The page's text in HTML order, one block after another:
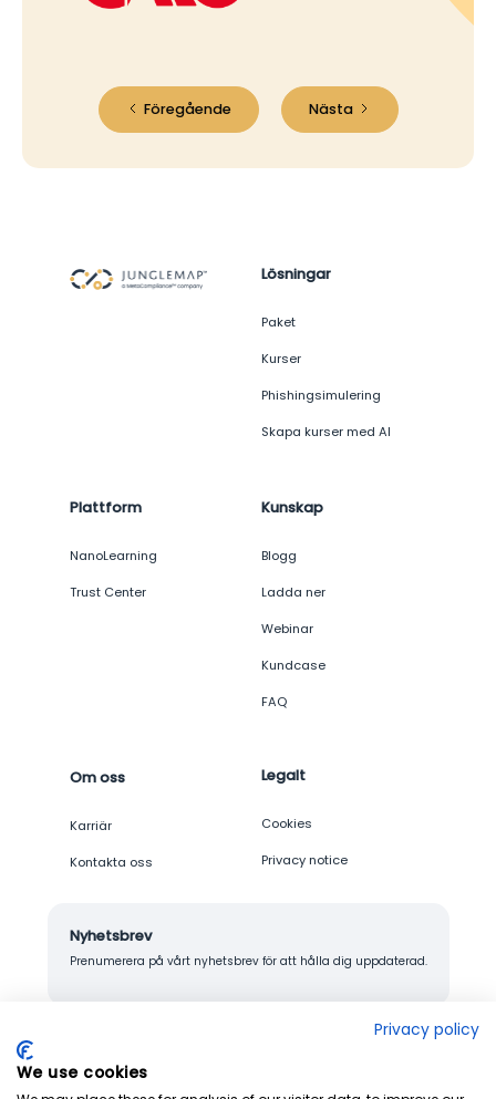
Föregående Nästa
Lösningar
Paket
Kurser
Phishingsimulering
Skapa kurser med AI
Plattform
NanoLearning
Trust Center
Kunskap
Blogg
Ladda ner
Webinar
Kundcase
FAQ
Om oss
Karriär
Kontakta oss
Legalt
Cookies
Privacy notice
Nyhetsbrev
Prenumerera på vårt nyhetsbrev för att hålla dig uppdaterad.
Privacy policy
We use cookies